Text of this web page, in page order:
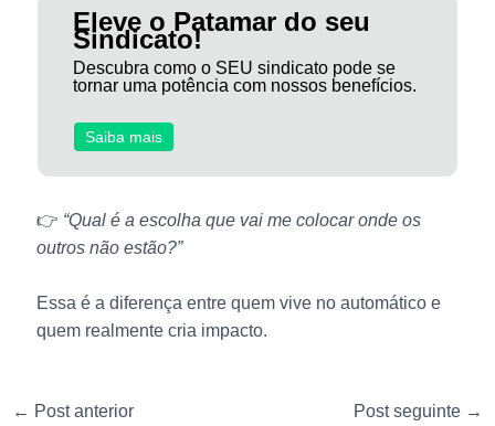
Eleve o Patamar do seu
Sindicato!
Descubra como o SEU sindicato pode se
tornar uma potência com nossos benefícios.
Saiba mais
👉 “Qual é a escolha que vai me colocar onde os
outros não estão?”
Essa é a diferença entre quem vive no automático e
quem realmente cria impacto.
← Post anterior Post seguinte →